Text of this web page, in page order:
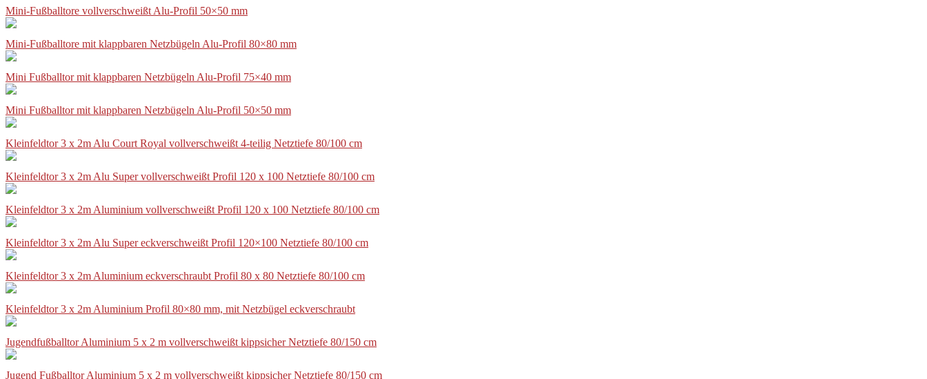
Mini-Fußballtore vollverschweißt Alu-Profil 50×50 mm
Mini-Fußballtore mit klappbaren Netzbügeln Alu-Profil 80×80 mm
Mini Fußballtor mit klappbaren Netzbügeln Alu-Profil 75×40 mm
Mini Fußballtor mit klappbaren Netzbügeln Alu-Profil 50×50 mm
Kleinfeldtor 3 x 2m Alu Court Royal vollverschweißt 4-teilig Netztiefe 80/100 cm
Kleinfeldtor 3 x 2m Alu Super vollverschweißt Profil 120 x 100 Netztiefe 80/100 cm
Kleinfeldtor 3 x 2m Aluminium vollverschweißt Profil 120 x 100 Netztiefe 80/100 cm
Kleinfeldtor 3 x 2m Alu Super eckverschweißt Profil 120×100 Netztiefe 80/100 cm
Kleinfeldtor 3 x 2m Aluminium eckverschraubt Profil 80 x 80 Netztiefe 80/100 cm
Kleinfeldtor 3 x 2m Aluminium Profil 80×80 mm, mit Netzbügel eckverschraubt
Jugendfußballtor Aluminium 5 x 2 m vollverschweißt kippsicher Netztiefe 80/150 cm
Jugend Fußballtor Aluminium 5 x 2 m vollverschweißt kippsicher Netztiefe 80/150 cm